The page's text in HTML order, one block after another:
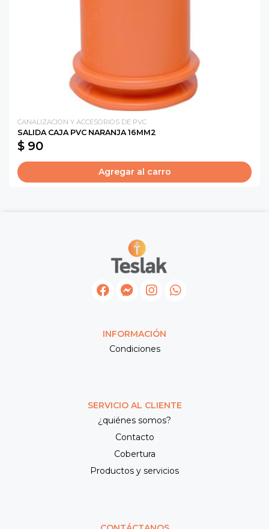
CANALIZACION Y ACCESORIOS DE PVC
SALIDA CAJA PVC NARANJA 16MM2
$ 90
Agregar al carro
INFORMACIÓN
Condiciones
SERVICIO AL CLIENTE
¿quiénes somos?
Contacto
Cobertura
Productos y servicios